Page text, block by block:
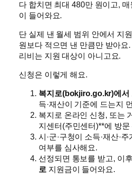
다 합치면 최대 480만 원이고,
이 들어와요.
단 실제 낸 월세 범위 안에서 지
원보다 적으면 낸 만큼만 받아요
리비는 지원 대상이 아니고요.
신청은 이렇게 해요.
복지로(bokjiro.go.kr)에서
득·재산이 기준에 드는지
복지로 온라인 신청, 또는
지센터(주민센터)**에 방문
시·군·구청이 소득·재산·
여부를 심사해요.
선정되면 통보를 받고, 이후
로 지원금이 들어와요.